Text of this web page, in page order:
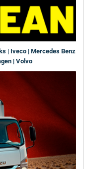
| Iveco | Mercedes Benz
| Volvo